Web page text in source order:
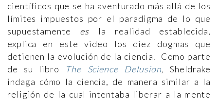
científicos que se ha aventurado más allá de los
límites impuestos por el paradigma de lo que
supuestamente es la realidad establecida,
explica en este video los diez dogmas que
detienen la evolución de la ciencia. Como parte
de su libro
The Science Delusion, Sheldrake
indaga cómo la ciencia, de manera similar a la
religión de la cual intentaba liberar a la mente